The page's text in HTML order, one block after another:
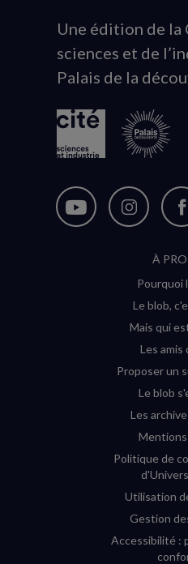
Animation
du
logo
Une édition de la
sciences et de
Palais de la
Nous
Nous
Instagram
(nouvelle
À
Pourquoi
Le blob,
Mais qui
Les amis
Proposer un
Le blob
Les
Mentions
Politique de
Utilisation
Gestion
Accessibilité :